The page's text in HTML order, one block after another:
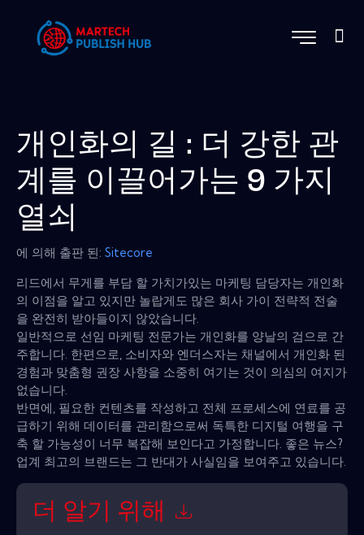
개인화의 길 : 더 강한 관
계를 이끌어가는 9 가지
열쇠
에 의해 출판 된: Sitecore
리드에서 무게를 부담 할 가치가있는 마케팅 담당자는 개인화
의 이점을 알고 있지만 놀랍게도 많은 회사 가이 전략적 전술
을 완전히 받아들이지 않았습니다.
일반적으로 선임 마케팅 전문가는 개인화를 양날의 검으로 간
주합니다. 한편으로, 소비자와 엔더스자는 채널에서 개인화 된
경험과 맞춤형 권장 사항을 소중히 여기는 것이 의심의 여지가
없습니다.
반면에, 필요한 컨텐츠를 작성하고 전체 프로세스에 연료를 공
급하기 위해 데이터를 관리함으로써 독특한 디지털 여행을 구
축 할 가능성이 너무 복잡해 보인다고 가정합니다. 좋은 뉴스?
업계 최고의 브랜드는 그 반대가 사실임을 보여주고 있습니다.
더 알기 위해